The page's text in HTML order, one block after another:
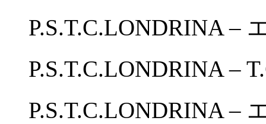
P.S.T.C.LONDRINA –
P.S.T.C.LONDRINA –
P.S.T.C.LONDRINA –